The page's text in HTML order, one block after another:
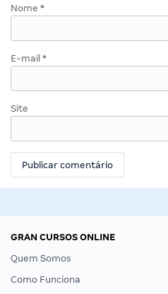
Nome *
E-mail *
Site
GRAN CURSOS ONLINE
Quem Somos
Como Funciona